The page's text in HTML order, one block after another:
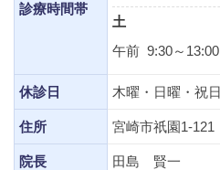
診療時間帯
土
午前 9:30～
休診日 木曜・日曜・祝日
住所 宮崎市祇園1-121
院長 田島 賢一